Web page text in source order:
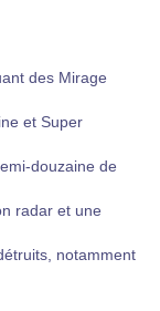
des Mirage
et Super
douzaine de
radar et une
notamment